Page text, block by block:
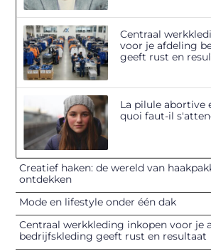
Centraal
voor je afdeling
geeft rust en
La pilule abortive
quoi faut-il
Creatief haken: de wereld van
ontdekken
Mode en lifestyle onder één dak
Centraal werkkleding inkopen voor je
bedrijfskleding geeft rust en resultaat